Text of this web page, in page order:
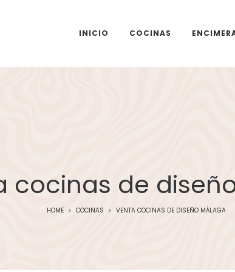
INICIO COCINAS
cocinas de
HOME COCINAS VENTA COCINAS DE DISEÑO MÁLAGA